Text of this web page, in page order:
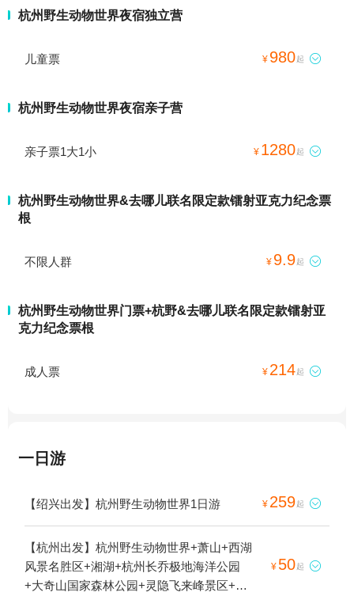
杭州野生动物世界夜宿独立营
儿童票 ¥ 980起 
杭州野生动物世界夜宿亲子营
亲子票1大1小 ¥ 1280起 
杭州野生动物世界&去哪儿联名限定款镭射亚克力纪念票
根
不限人群 ¥ 9.9起 
杭州野生动物世界门票+杭野&去哪儿联名限定款镭射亚
克力纪念票根
成人票 ¥ 214起 
一日游
【绍兴出发】杭州野生动物世界1日游 ¥ 259起 
【杭州出发】杭州野生动物世界+萧山+西湖
风景名胜区+湘湖+杭州长乔极地海洋公园
+大奇山国家森林公园+灵隐飞来峰景区+新
¥ 50起 